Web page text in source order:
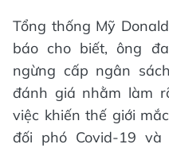
Tổng thống Mỹ
báo cho biết, ông
ngừng cấp ngân
đánh giá nhằm làm
việc khiến thế giới
đối phó Covid-19